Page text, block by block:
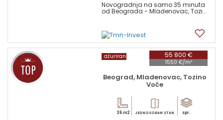
Novogradnja na samo 35 minuta
od Beograda - Mladenovac, Tozi...
55 800 €
1550 €/m²
ažuriran
Beograd, Mladenovac, Tozino
Voće
36 m2 JEDNOSOBAN STAN spr.